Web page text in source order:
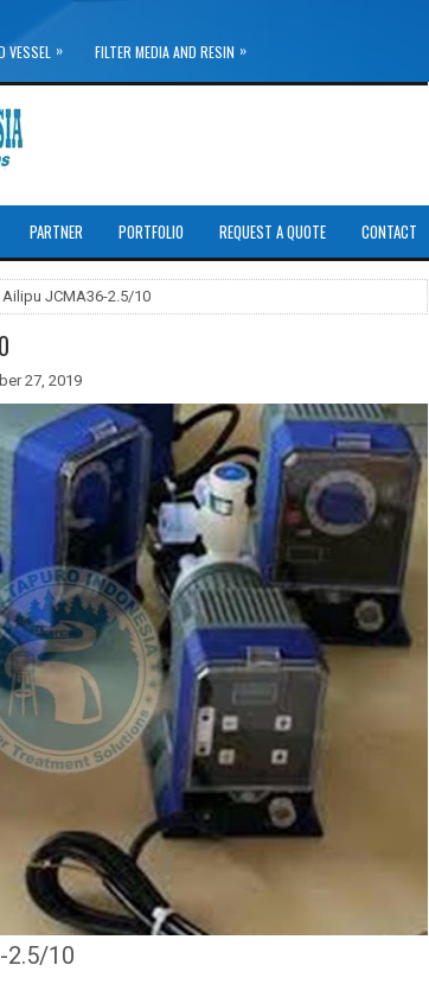
VESSEL » FILTER MEDIA AND RESIN »
PARTNER PORTFOLIO REQUEST A QUOTE CONTACT
JCMA36-2.5/10
27, 2019
2.5/10